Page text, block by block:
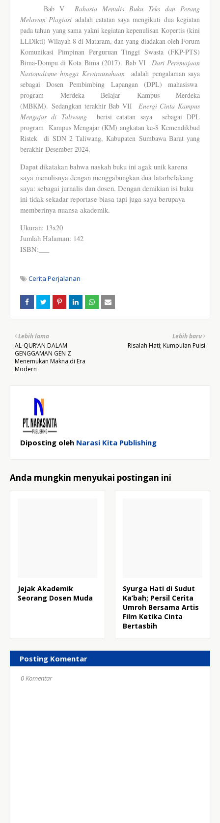
Bab V Rahasia Menulis Buku Teks dan Perang
Melawan Plagiasi adalah catatan saya mengikuti dua kegiatan
pada tahun yang sama yakni kegiatan kepenulisan Kopertis (kini
LLDikti) Wilayah 8 di Mataram, dan yang diadakan oleh Forum
Komunikasi Pimpinan Perguruan Tinggi Swasta (FKP-PTS)
Bima-Dompu di Kota Bima (2017).Bab VI Dari Peremajaan
Nasionalisme hingga Kewirausahaanadalah pengalaman saya
sebagai Dosen Pembimbing Lapangan (DPL) mahasiswa
program Merdeka Belajar Kampus Merdeka
(MBKM). Sedangkan terakhir Bab VII
Energi Cinta Kampus
Mengajar di Taliwang
berisi catatan saya
sebagai DPL
program Kampus Mengajar (KM) angkatan ke-8 Kemendikbud
Ristek
di SDN 2 Taliwang, Kabupaten Sumbawa Barat yang
berakhir Desember 2024.
Dapat dikatakan bahwa naskah buku ini agak unik karena
saya menulisnya dengan menggabungkan dua latarbelakang
saya: sebagai jurnalis dan dosen. Dengan demikian isi buku
ini tidak sekadar reportase biasa tapi juga saya berupaya
memberinya nuansa akademik.
Ukuran: 13x20
Jumlah Halaman: 142
ISBN:___
Cerita Perjalanan
Lebih baru
Risalah Hati; Kumpulan Puisi
Lebih lama
AL-QUR’AN DALAM
GENGGAMAN GEN Z
Menemukan Makna di Era
Modern
Diposting oleh Narasi Kita Publishing
Anda mungkin menyukai postingan ini
Jejak Akademik
Seorang Dosen Muda
Syurga Hati di Sudut
Ka’bah; Persil Cerita
Umroh Bersama Artis
Film Ketika Cinta
Bertasbih
Posting Komentar
0 Komentar